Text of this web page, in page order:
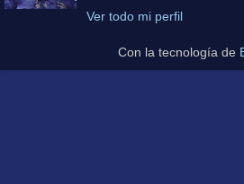
Ver todo mi perfil
Con la tecnología de